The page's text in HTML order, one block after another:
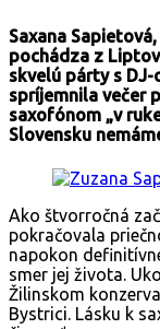
Saxana
pochádza z
skvelú párty s
spríjemnila večer
saxofónom „v
Slovensku
Ako štvorročná
pokračovala
napokon
smer jej života.
Žilinskom
Bystrici. Lásku k